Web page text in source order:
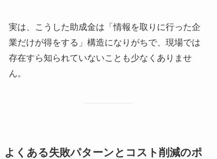
実は、こうした助成金は「情報を取りに行った企
業だけが得をする」構造になりがちで、現場では
存在すら知られていないことも少なくありませ
ん。
よくある失敗パターンとコスト削減のポ